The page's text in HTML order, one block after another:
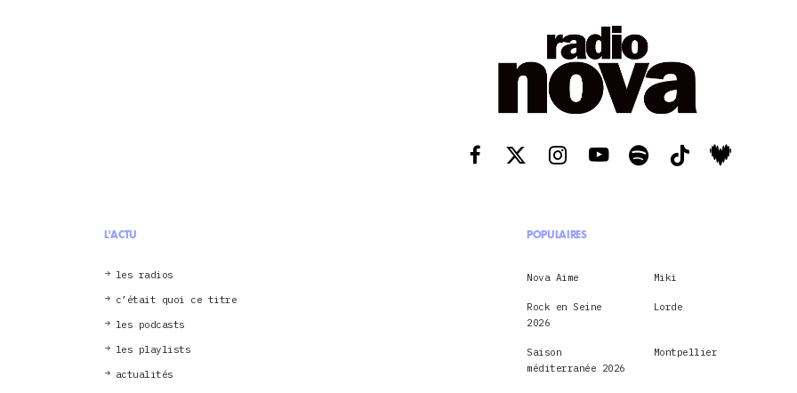
L'ACTU
les radios
c’était quoi ce titre
les podcasts
les playlists
actualités
POPULAIRES
Nova Aime Miki
Rock en Seine
2026
Lorde
Saison
méditerranée 2026
Montpellier